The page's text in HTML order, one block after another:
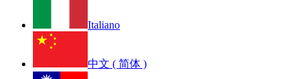
Italiano
中文 ( 简体 )